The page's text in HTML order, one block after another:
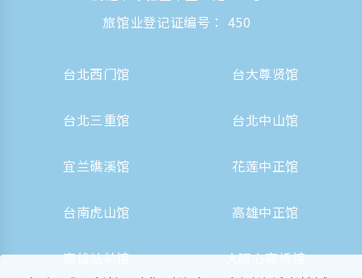
旅馆业登记证编号： 450
台北西门馆 台大尊贤馆
台北三重馆 台北中山馆
宜兰礁溪馆 花莲中正馆
台南虎山馆 高雄中正馆
高雄站前馆 大阪心斋桥馆